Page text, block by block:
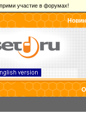
участие в форумах!